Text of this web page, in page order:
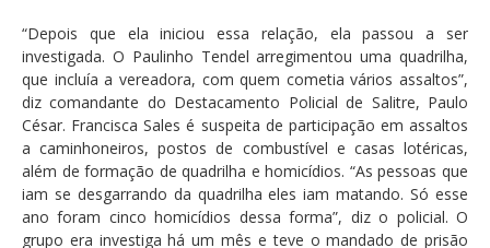
“Depois que ela iniciou essa relação, ela passou a ser
investigada. O Paulinho Tendel arregimentou uma quadrilha,
que incluía a vereadora, com quem cometia vários assaltos”,
diz comandante do Destacamento Policial de Salitre, Paulo
César. Francisca Sales é suspeita de participação em assaltos
a caminhoneiros, postos de combustível e casas lotéricas,
além de formação de quadrilha e homicídios. “As pessoas que
iam se desgarrando da quadrilha eles iam matando. Só esse
ano foram cinco homicídios dessa forma”, diz o policial. O
grupo era investiga há um mês e teve o mandado de prisão